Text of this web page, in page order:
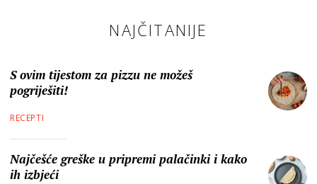
NAJČITANIJE
S ovim tijestom za pizzu ne možeš
pogriješiti!
RECEPTI
Najčešće greške u pripremi palačinki i kako
ih izbjeći